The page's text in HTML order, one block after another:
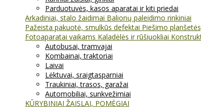
Parduotuvės, kasos aparatai ir kiti priedai
Arkadiniai, stalo žaidimai Balionų paleidimo rinkiniai
Pažeista pakuotė, smulkūs defektai Piešimo
Fotoaparatai vaikams Kaladėlės ir rūšiuokliai
Autobusai, tramvajai
Kombainai, traktoriai
Laivai
Lėktuvai, sraigtasparniai
Traukiniai, trasos, garažai
Automobiliai, sunkvežimiai
KŪRYBINIAI ŽAISLAI, POMĖGIAI